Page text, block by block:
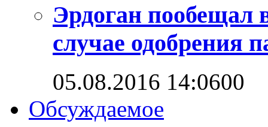
Эрдоган пообещал
случае одобрения
05.08.2016 14:0600
Обсуждаемое